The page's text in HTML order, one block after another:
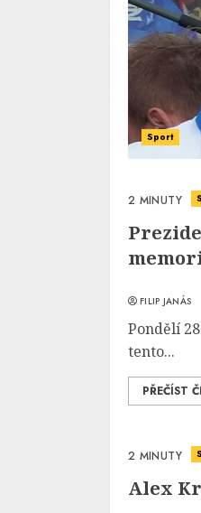
Sport
2 MINUTY
FILIP JANÁS
Pondělí
tento...
PŘEČÍST
2 MINUTY
Alex